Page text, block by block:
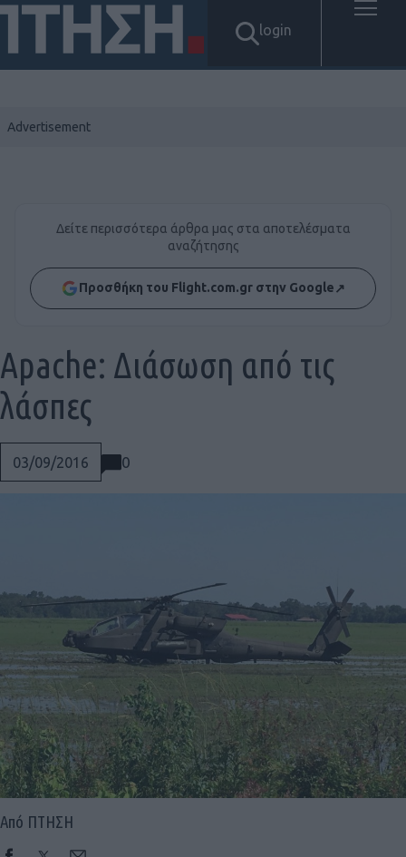
login
Social
Δείτε περισσότερα άρθρα μας στα αποτελέσματα
αναζήτησης
Προσθήκη του Flight.com.gr στην Google↗
03/09/2016 0
Apache: Διάσωση από τις
λάσπες
Από ΠΤΗΣΗ